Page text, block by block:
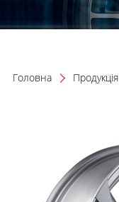
Головна Продукція